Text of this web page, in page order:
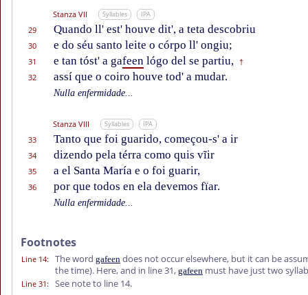
Stanza VII Syllables IPA
29 Quando ll' est' houve dit', a teta descobriu
30 e do séu santo leite o córpo ll' ongiu;
31 e tan tóst' a gafeen lógo del se partiu, †
32 assí que o coiro houve tod' a mudar.
Nulla enfermidade...
Stanza VIII Syllables IPA
33 Tanto que foi guarido, começou-s' a ir
34 dizendo pela térra como quis vĩir
35 a el Santa María e o foi guarir,
36 por que todos en ela devemos fïar.
Nulla enfermidade...
Footnotes
Line 14: The word gafeen does not occur elsewhere, but it can be
the time). Here, and in line 31, gafeen must have just two
Line 31: See note to line 14.